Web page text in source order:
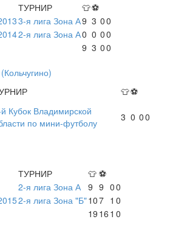
ТУРНИР 👕⚽
3-я лига Зона А9 3 00
2-я лига Зона А0 0 00
9 3 00
👕⚽
Кубок Владимирской
по мини-футболу
3 0 00
ТУРНИР 👕 ⚽
2-я лига Зона А 9 9 00
2-я лига Зона "Б"107 1 0
19 16 1 0